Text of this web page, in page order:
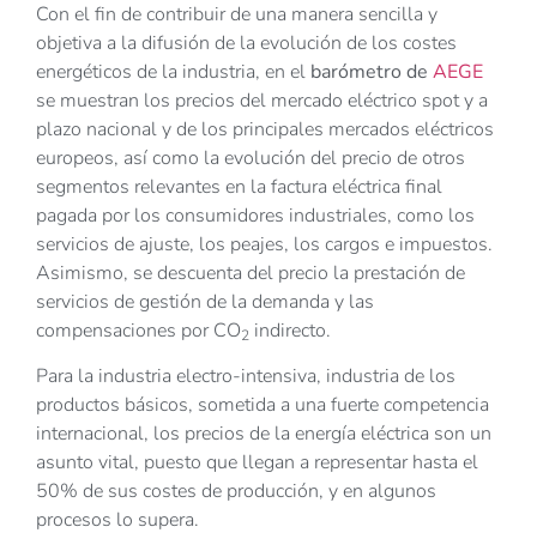
Con el fin de contribuir de una manera sencilla y
objetiva a la difusión de la evolución de los costes
energéticos de la industria, en el barómetro de AEGE
se muestran los precios del mercado eléctrico spot y a
plazo nacional y de los principales mercados eléctricos
europeos, así como la evolución del precio de otros
segmentos relevantes en la factura eléctrica final
pagada por los consumidores industriales, como los
servicios de ajuste, los peajes, los cargos e impuestos.
Asimismo, se descuenta del precio la prestación de
servicios de gestión de la demanda y las
compensaciones por CO2 indirecto.
Para la industria electro-intensiva, industria de los
productos básicos, sometida a una fuerte competencia
internacional, los precios de la energía eléctrica son un
asunto vital, puesto que llegan a representar hasta el
50% de sus costes de producción, y en algunos
procesos lo supera.